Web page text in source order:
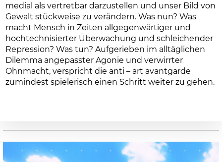
medial als vertretbar darzustellen und unser Bild von
Gewalt stückweise zu verändern. Was nun? Was
macht Mensch in Zeiten allgegenwärtiger und
hochtechnisierter Überwachung und schleichender
Repression? Was tun? Aufgerieben im alltäglichen
Dilemma angepasster Agonie und verwirrter
Ohnmacht, verspricht die anti – art avantgarde
zumindest spielerisch einen Schritt weiter zu gehen.